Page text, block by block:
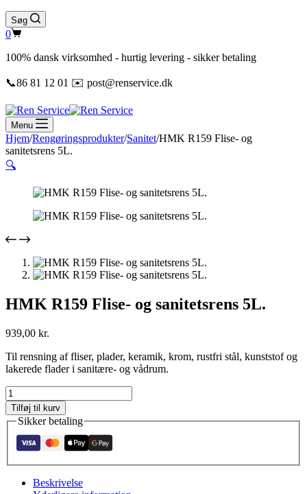
Søg
Indkøbskurv
0
100% dansk virksomhed - hurtig levering - sikker betaling
📞86 81 12 01 ✉️ post@renservice.dk
Menu
Hjem/Rengøringsprodukter/Sanitet/HMK R159 Flise- og
sanitetsrens 5L.
🔍
HMK R159 Flise- og sanitetsrens 5L.
939,00 kr.
Til rensning af fliser, plader, keramik, krom, rustfri stål, kunststof og
lakerede flader i sanitære- og vådrum.
HMK
R159
Flise-
sanitetsrens
5L.
antal
Tilføj til kurv
Sikker betaling
Beskrivelse